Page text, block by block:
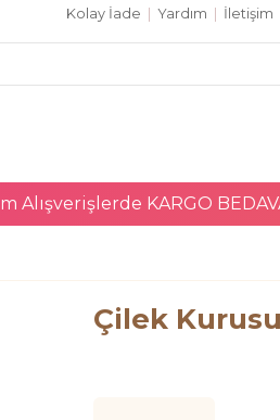
Kolay İade Yardım İletişim
Alışverişlerde KARGO
Çilek